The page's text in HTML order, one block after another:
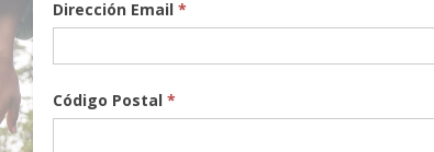
Dirección Email*
Código Postal*